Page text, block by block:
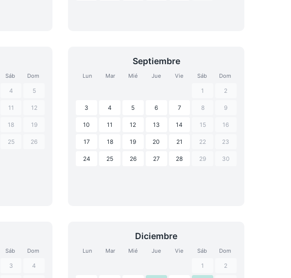
Sáb Dom
4 5
11 12
18 19
25 26
Septiembre
Lun Mar Mié Jue Vie Sáb Dom
1 2
3 4 5 6 7 8 9
10 11 12 13 14 15 16
17 18 19 20 21 22 23
24 25 26 27 28 29 30
Sáb Dom
3 4
Diciembre
Lun Mar Mié Jue Vie Sáb Dom
1 2